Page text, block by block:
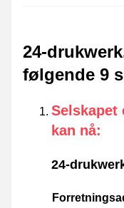
24-
følgende 9
Selskapet
kan nå:
24-